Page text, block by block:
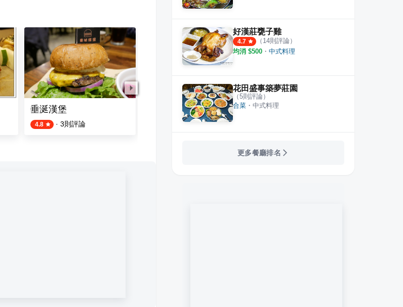
垂涎漢堡
4.8 · 3則評論
伍角小吃
則評論
柚子花花客家菜
好漢莊甕子雞
4.7 （ 14則評論）
均消 $500 ・ 中式料理
花田盛事築夢莊園
（5則評論）
合菜 ・ 中式料理
更多餐廳排名